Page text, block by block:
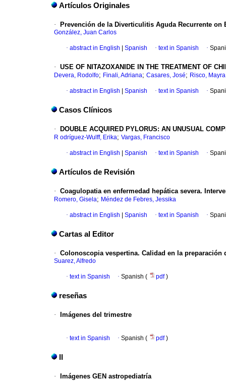
Artículos Originales
· Prevención de la Diverticulitis Aguda Recurrente on
González, Juan Carlos
· abstract in English Spanish · text in Spanish ·
· USE OF NITAZOXANIDE IN THE TREATMENT OF
Devera, Rodolfo; Finali, Adriana; Casares, José; Risco, Mayra
· abstract in English Spanish · text in Spanish ·
Casos Clínicos
· DOUBLE ACQUIRED PYLORUS: AN UNUSUAL
R odríguez-Wulff, Erika; Vargas, Francisco
· abstract in English Spanish · text in Spanish ·
Artículos de Revisión
· Coagulopatia en enfermedad hepática severa.
Romero, Gisela; Méndez de Febres, Jessika
· abstract in English Spanish · text in Spanish ·
Cartas al Editor
· Colonoscopia vespertina. Calidad en la preparación
Suarez, Alfredo
· text in Spanish · Spanish ( pdf)
reseñas
· Imágenes del trimestre
· text in Spanish · Spanish ( pdf)
· Imágenes GEN astropediatría